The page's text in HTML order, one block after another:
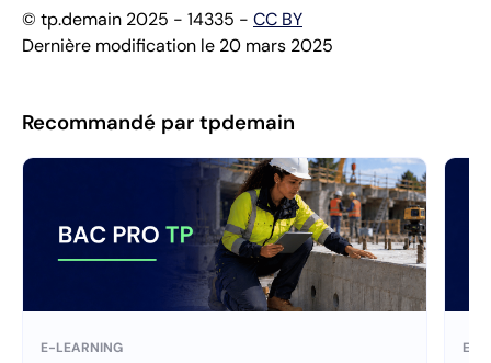
© tp.demain 2025 - 14335 - CC BY
Dernière modification le 20 mars 2025
Recommandé par tpdemain
E-LEARNING E-